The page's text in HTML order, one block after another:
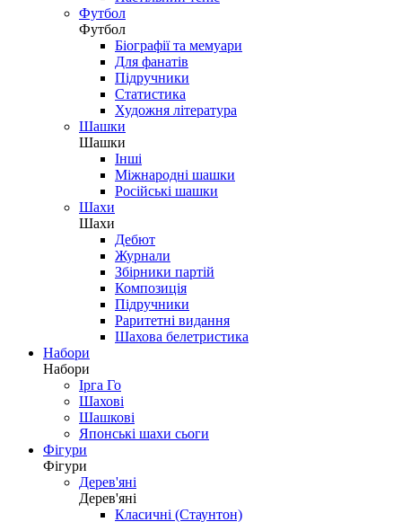
Футбол
Футбол
Біографії та мемуари
Для фанатів
Підручники
Статистика
Художня література
Шашки
Шашки
Інші
Міжнародні шашки
Російські шашки
Шахи
Шахи
Дебют
Журнали
Збірники партій
Композиція
Підручники
Раритетні видання
Шахова белетристика
Набори
Набори
Ірга Го
Шахові
Шашкові
Японські шахи сьоги
Фігури
Фігури
Дерев'яні
Дерев'яні
Класичні (Стаунтон)